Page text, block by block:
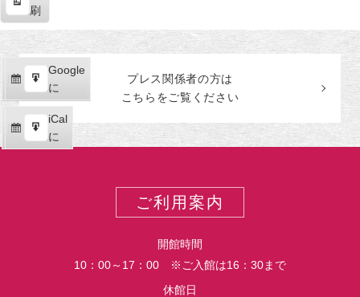
刷
示
Google
で
購
読
iCal
で
購
Google
に
エ
ク
ス
ポ
iCal
に
エ
プレス関係者の方は
こちらをご覧ください
ご利用案内
開館時間
10：00～17：00 ※ご入館は16：30まで
休館日